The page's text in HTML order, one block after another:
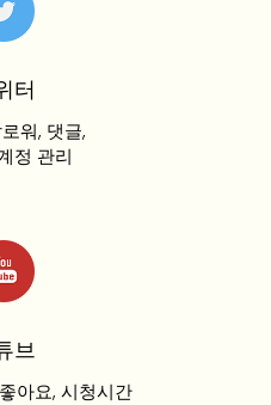
터
워, 댓글,
정 관리
브
아요, 시청시간